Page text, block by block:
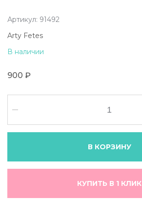
Артикул: 91492
Arty Fetes
В наличии
900 ₽
В КОРЗИНУ
КУПИТЬ В 1 КЛИК